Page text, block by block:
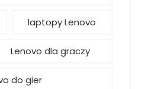
laptopy Lenovo
Lenovo dla graczy
do gier